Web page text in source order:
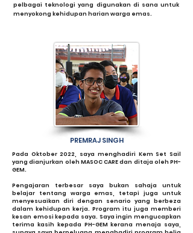
pelbagai teknologi yang digunakan di sana untuk
menyokong kehidupan harian warga emas.
PREMRAJ SINGH
Pada Oktober 2022, saya menghadiri Kem Set Sail
yang dianjurkan oleh MASOC CARE dan ditaja oleh PH-
GEM.
Pengajaran terbesar saya bukan sahaja untuk
belajar tentang warga emas, tetapi juga untuk
menyesuaikan diri dengan senario yang berbeza
dalam kehidupan kerja. Program itu juga memberi
kesan emosi kepada saya. Saya ingin mengucapkan
terima kasih kepada PH-GEM kerana menaja saya,